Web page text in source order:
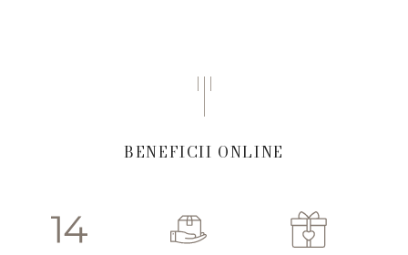
BENEFICII ONLINE